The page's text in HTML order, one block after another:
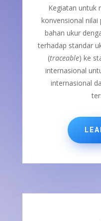
Kegiatan untuk
konvensional nilai
bahan ukur
terhadap standar
(traceable) ke
internasional
internasional